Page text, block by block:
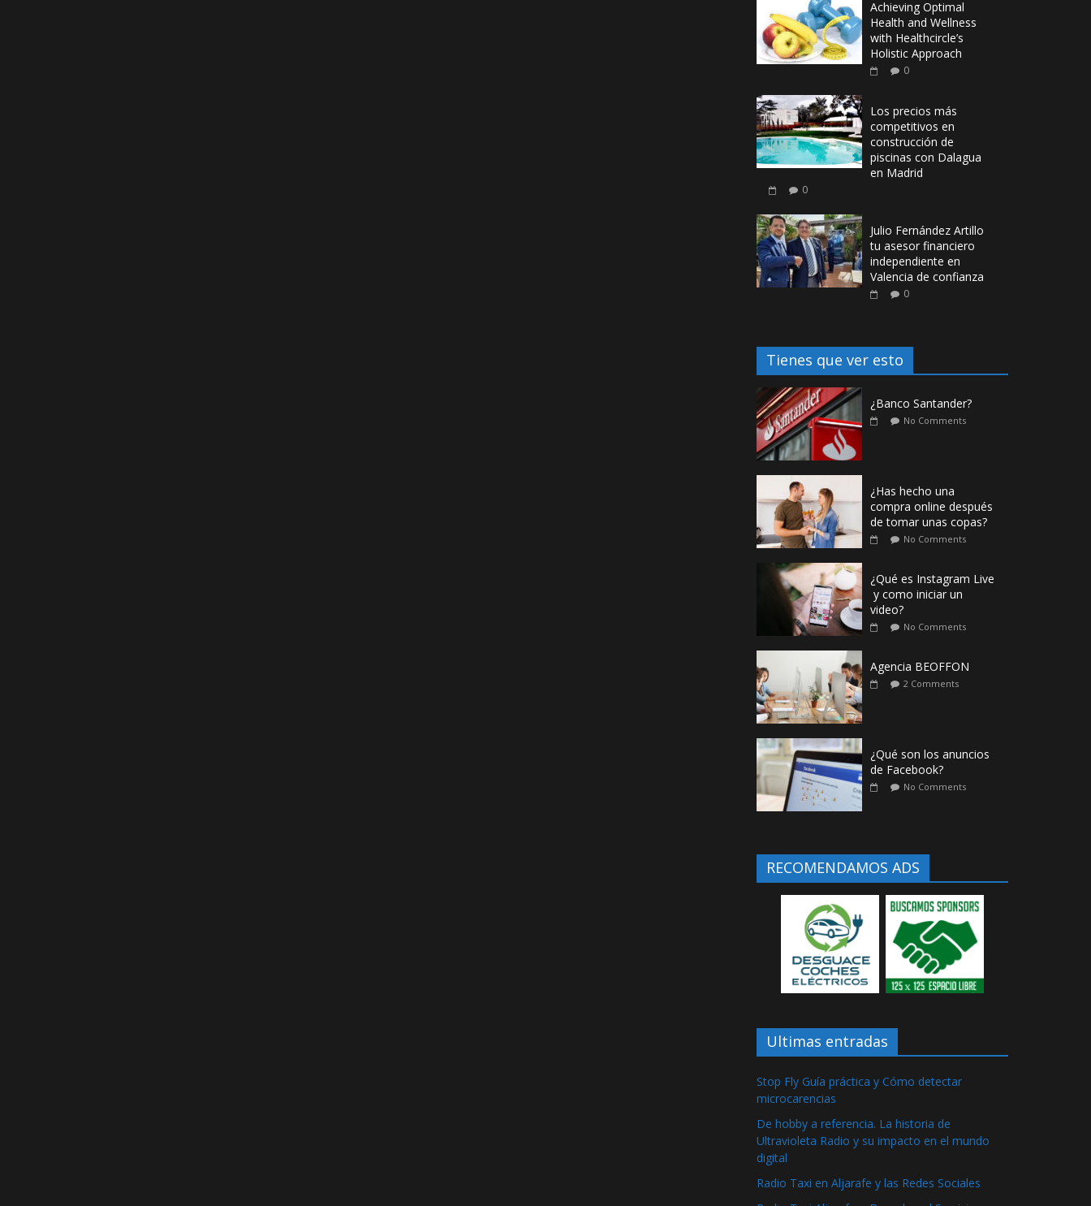
Achieving Optimal
Health and Wellness
with Healthcircle’s
Holistic Approach
0
Los precios más
competitivos en
construcción de
piscinas con Dalagua
en Madrid
0
Julio Fernández Artillo
tu asesor financiero
independiente en
Valencia de confianza
0
Tienes que ver esto
¿Banco Santander?
No Comments
¿Has hecho una
compra online después
de tomar unas copas?
No Comments
¿Qué es Instagram Live
y como iniciar un
video?
No Comments
Agencia BEOFFON
2 Comments
¿Qué son los anuncios
de Facebook?
No Comments
RECOMENDAMOS ADS
Ultimas entradas
Stop Fly Guía práctica y Cómo detectar
microcarencias
De hobby a referencia. La historia de
Ultravioleta Radio y su impacto en el mundo
digital
Radio Taxi en Aljarafe y las Redes Sociales